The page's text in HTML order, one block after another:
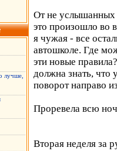
лучше,
От не услышанных
это произошло во
я чужая - все
автошколе. Где
эти новые
должна знать, что
поворот направо
Проревела всю
Вторая неделя за